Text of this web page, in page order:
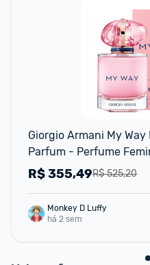
Giorgio Armani My
Parfum - Perfume
R$ 525,20
R$355,49
Monkey D Luffy
há 2 sem